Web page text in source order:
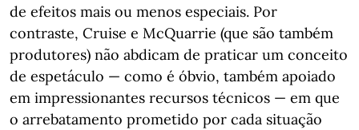
de efeitos mais ou menos especiais. Por
contraste, Cruise e McQuarrie (que são também
produtores) não abdicam de praticar um conceito
de espetáculo — como é óbvio, também apoiado
em impressionantes recursos técnicos — em que
o arrebatamento prometido por cada situação